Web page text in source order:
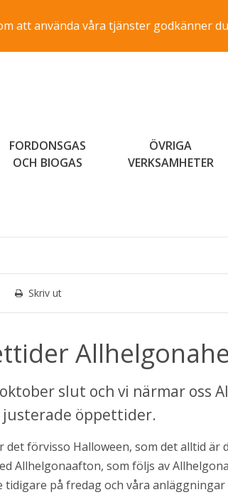
att använda våra tjänster godkänner
FORDONSGAS
OCH BIOGAS
ÖVRIGA
VERKSAMHETER
Skriv ut
slut och vi närmar oss
öppettider.
det förvisso Halloween, som det alltid
Allhelgonaafton, som följs av
tidigare på fredag och våra